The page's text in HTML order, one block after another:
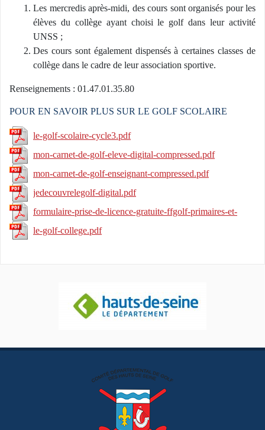
Les mercredis après-midi, des cours sont organisés pour les
élèves du collège ayant choisi le golf dans leur activité
UNSS ;
Des cours sont également dispensés à certaines classes de
collège dans le cadre de leur association sportive.
Renseignements : 01.47.01.35.80
POUR EN SAVOIR PLUS SUR LE GOLF SCOLAIRE
le-golf-scolaire-cycle3.pdf
mon-carnet-de-golf-eleve-digital-compressed.pdf
mon-carnet-de-golf-enseignant-compressed.pdf
jedecouvrelegolf-digital.pdf
formulaire-prise-de-licence-gratuite-ffgolf-primaires-et-
6eme.pdf
le-golf-college.pdf